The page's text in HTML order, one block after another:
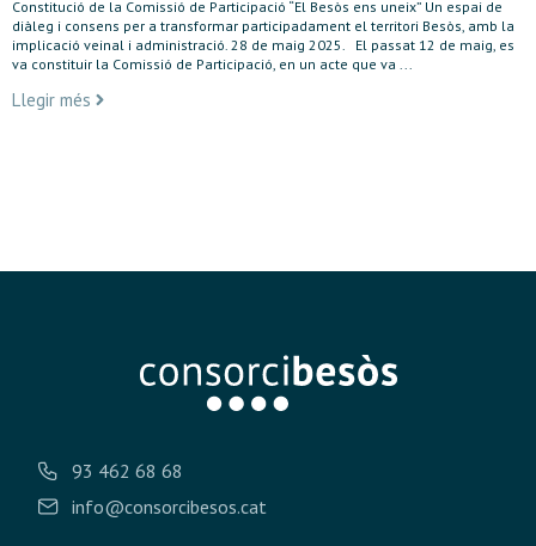
Constitució de la Comissió de Participació “El Besòs ens uneix” Un espai de
diàleg i consens per a transformar participadament el territori Besòs, amb la
implicació veinal i administració. 28 de maig 2025. El passat 12 de maig, es
va constituir la Comissió de Participació, en un acte que va ...
Llegir més
93 462 68 68
info@consorcibesos.cat